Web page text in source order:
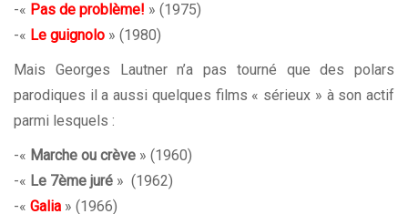
-« Pas de problème! » (1975)
-« Le guignolo » (1980)
Mais Georges Lautner n’a pas tourné que des polars
parodiques il a aussi quelques films « sérieux » à son actif
parmi lesquels :
-« Marche ou crève » (1960)
-« Le 7ème juré » (1962)
-« Galia » (1966)